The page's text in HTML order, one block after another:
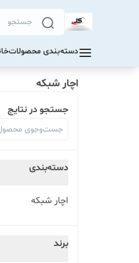
دسته‌بندی محصولات
اچار شبکه
جستجو در نتایج
دسته‌بندی
اچار شبکه
برند